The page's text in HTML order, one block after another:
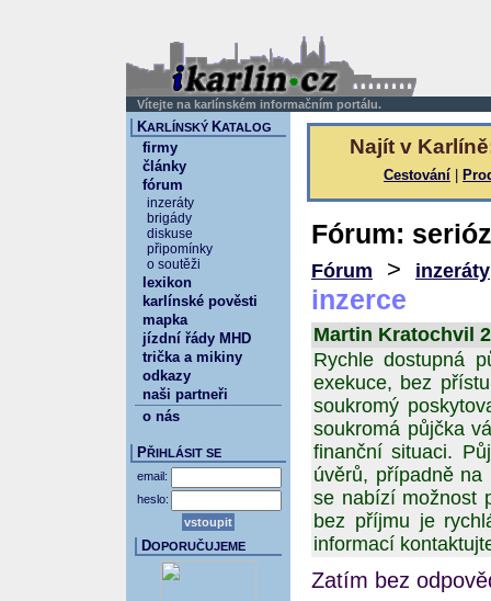
Vítejte na karlínském informačním portálu.
Najít v
Cestování
Fórum:
Fórum > inzeráty
inzerce
Martin Kratochvil
Rychle dostupná
exekuce, bez
soukromý
soukromá půjčka
finanční situaci.
úvěrů, případně
se nabízí možnost
bez příjmu je
informací
Zatím bez
KARLÍNSKÝ KATALOG
firmy
články
fórum
inzeráty
brigády
diskuse
připomínky
o soutěži
lexikon
karlínské pověsti
mapka
jízdní řády MHD
trička a mikiny
odkazy
naši partneři
o nás
PŘIHLÁSIT SE
email:
heslo:
DOPORUČUJEME